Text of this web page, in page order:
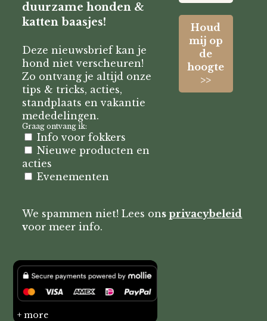
duurzame honden &
katten baasjes!
Deze nieuwsbrief kan je
hond niet verscheuren!
Zo ontvang je altijd onze
tips & tricks, acties,
standplaats en vakantie
mededelingen.
Graag ontvang ik:
Info voor fokkers
Nieuwe producten en
acties
Evenementen
We spammen niet! Lees onsprivacybeleid
voor meer info.
+ more